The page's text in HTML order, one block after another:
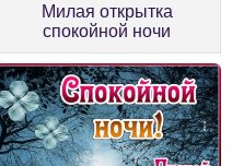
Милая открытка
спокойной ночи